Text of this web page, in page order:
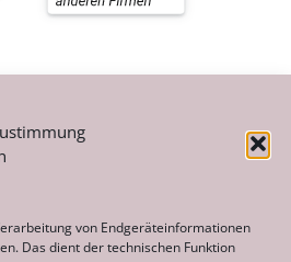
von Endgeräteinformationen
Das dient der technischen Funktion